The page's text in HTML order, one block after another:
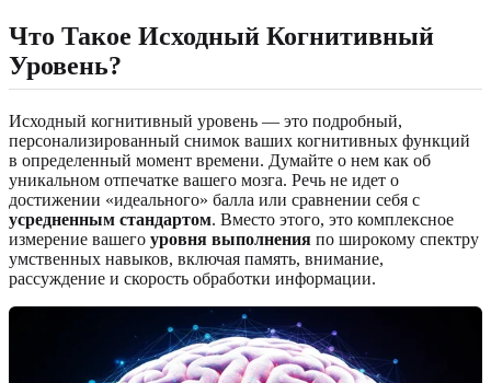
Что Такое Исходный Когнитивный
Уровень?
Исходный когнитивный уровень — это подробный,
персонализированный снимок ваших когнитивных функций
в определенный момент времени. Думайте о нем как об
уникальном отпечатке вашего мозга. Речь не идет о
достижении «идеального» балла или сравнении себя с
усредненным стандартом. Вместо этого, это комплексное
измерение вашего уровня выполнения по широкому спектру
умственных навыков, включая память, внимание,
рассуждение и скорость обработки информации.